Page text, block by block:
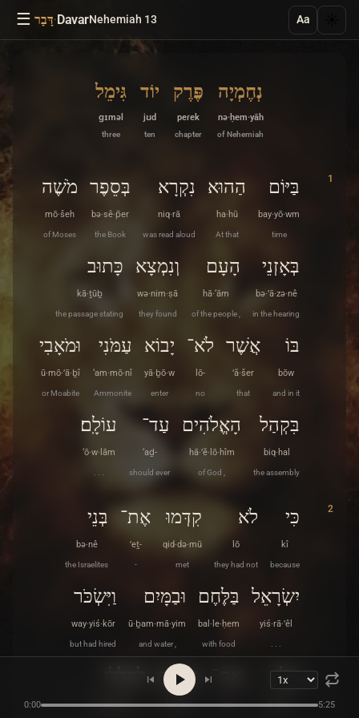
☰ דָּבָר·DavarNehemiah 13 Aa
נְחֶמְיָה
nə·ḥem·yāh
of Nehemiah
פֶּרֶק
peɾek
chapter
יוֹד
jʊd
ten
גִּימֵל
ɡɪməl
three
1 בַּיּוֹם
bay·yō·wm
time
הַהוּא
ha·hū
At that
נִקְרָא
niq·rā
was read aloud
בְּסֵפֶר
bə·sê·p̄er
the Book
מֹשֶׁה
mō·šeh
of Moses
בְּאָזְנֵי
bə·’ā·zə·nê
in the hearing
הָעָם
hā·‘ām
of the people ,
וְנִמְצָא
wə·nim·ṣā
they found
כָּתוּב
kā·ṯūḇ
the passage stating
בּוֹ
bōw
and in it
אֲשֶׁר
’ă·šer
that
לֹא־
lō-
no
יָבוֹא
yā·ḇō·w
enter
עַמֹּנִי
‘am·mō·nî
Ammonite
וּמֹאָבִי
ū·mō·’ā·ḇî
or Moabite
בִּקְהַל
biq·hal
the assembly
הָאֱלֹהִים
hā·’ĕ·lō·hîm
of God ,
עַד־
‘aḏ-
should ever
עוֹלָֽם׃
‘ō·w·lām
. . .
2 כִּי
kî
because
לֹא
lō
they had not
קִדְּמוּ
qid·də·mū
met
אֶת־
’eṯ-
-
בְּנֵי
bə·nê
the Israelites
יִשְׂרָאֵל
yiś·rā·’êl
. . .
בַּלֶּחֶם
bal·le·ḥem
with food
וּבַמָּיִם
ū·ḇam·mā·yim
and water ,
וַיִּשְׂכֹּר
way·yiś·kōr
but had hired
עָלָיו
‘ā·lāw
’eṯ-
בִּלְעָם
bil·‘ām
lə·qal·lōw
0:00 5:25